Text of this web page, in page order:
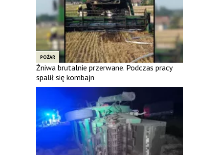
POŻAR
Żniwa brutalnie przerwane. Podczas pracy
spalił się kombajn